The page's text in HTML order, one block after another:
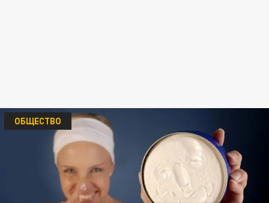
ОБЩЕСТВО